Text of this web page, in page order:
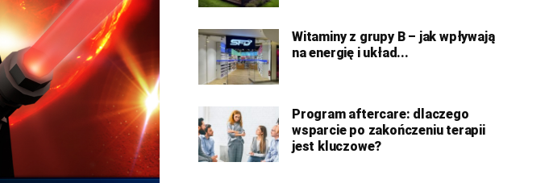
Witaminy z grupy B – jak wpływają
na energię i układ...
Program aftercare: dlaczego
wsparcie po zakończeniu terapii
jest kluczowe?